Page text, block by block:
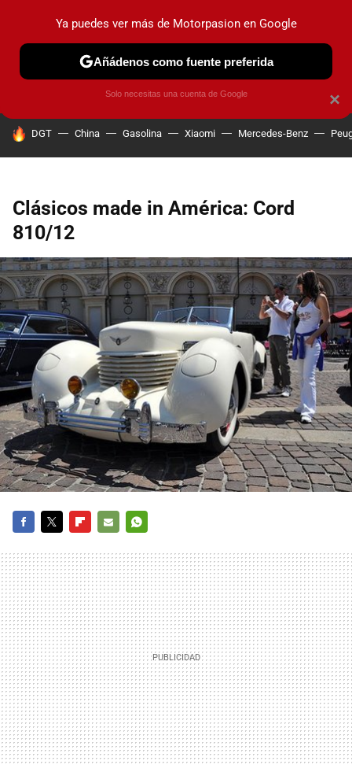
PRUEBAS COCHES ELÉCTRICOS OBSERVATORIO
HOY SE HABLA DE
DGT China Gasolina Xiaomi Mercedes-Benz
Clásicos made in América: Cord
810/12
MAIL
×
Ya puedes ver más de Motorpasion en Google
Añádenos como fuente preferida
Solo necesitas una cuenta de Google